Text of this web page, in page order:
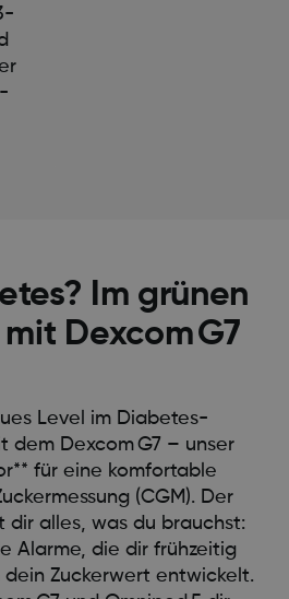
Im grünen
Dexcom G7
Level im Diabetes-
dem Dexcom G7 – unser
für eine komfortable
(CGM). Der
dir alles, was du brauchst:
Alarme, die dir frühzeitig
dein Zuckerwert entwickelt.